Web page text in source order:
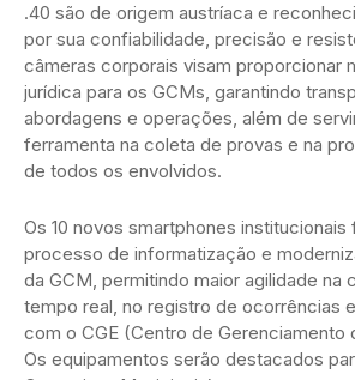
.40 são de origem austríaca e
por sua confiabilidade, precisão e
câmeras corporais visam proporcionar
jurídica para os GCMs, garantindo
abordagens e operações, além de
ferramenta na coleta de provas e na
de todos os envolvidos.
Os 10 novos smartphones
processo de informatização e
da GCM, permitindo maior agilidade na
tempo real, no registro de ocorrências
com o CGE (Centro de Gerenciamento
Os equipamentos serão destacados